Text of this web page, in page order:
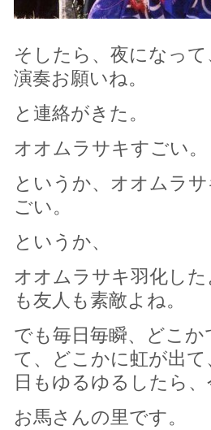
そしたら、夜になっ
演奏お願いね。
と連絡がきた。
オオムラサキすごい。
というか、オオムラ
ごい。
というか、
オオムラサキ羽化し
も友人も素敵よね。
でも毎日毎瞬、どこ
て、どこかに虹が出
日もゆるゆるしたら
お馬さんの里です。